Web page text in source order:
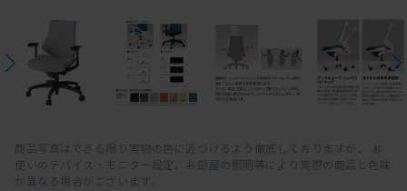
商品写真はできる限り実物の色に近づけるよう徹底しておりますが、 お
使いのデバイス・モニター設定、お部屋の照明等により実際の商品と色味
が異なる場合がございます。